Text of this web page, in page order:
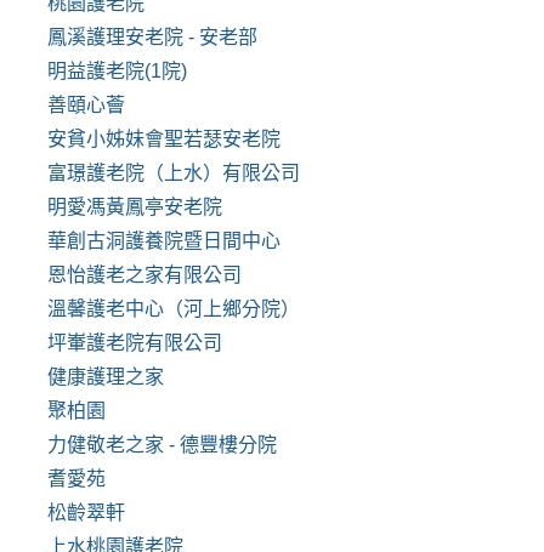
鳳溪護理安老院 - 安老部
明益護老院(1院)
善頤心薈
安貧小姊妹會聖若瑟安老院
富璟護老院（上水）有限公司
明愛馮黃鳳亭安老院
華創古洞護養院暨日間中心
恩怡護老之家有限公司
溫馨護老中心（河上鄉分院）
坪輋護老院有限公司
健康護理之家
聚柏園
力健敬老之家 - 德豐樓分院
耆愛苑
松齡翠軒
上水桃園護老院